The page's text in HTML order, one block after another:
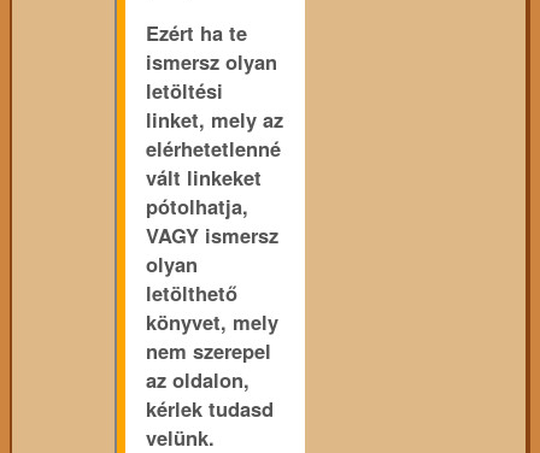
Ezért ha te
ismersz olyan
letöltési
linket, mely az
elérhetetlenné
vált linkeket
pótolhatja,
VAGY ismersz
olyan
letölthető
könyvet, mely
nem szerepel
az oldalon,
kérlek tudasd
velünk.